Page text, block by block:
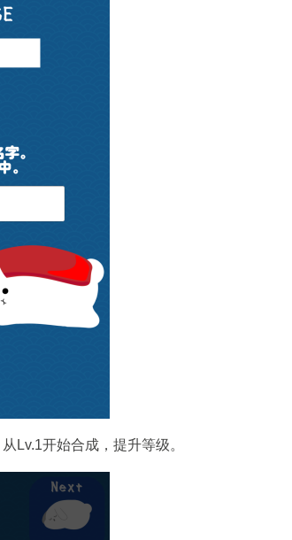
Lv.1开始合成，提升等级。